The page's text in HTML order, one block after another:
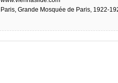
Paris, Grande Mosquée de Paris, 1922-